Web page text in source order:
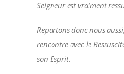
Seigneur est vraiment
Repartons donc nous
rencontre avec le
son Esprit.